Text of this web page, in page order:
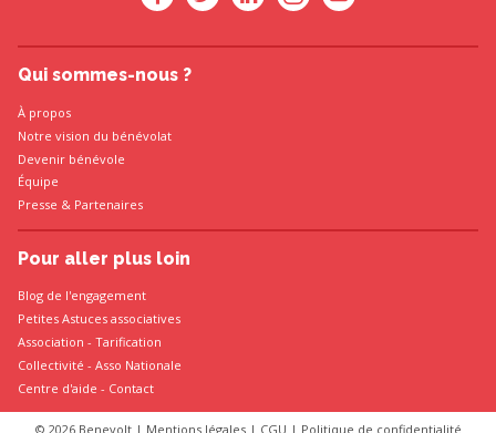
Qui sommes-nous ?
À propos
Notre vision du bénévolat
Devenir bénévole
Équipe
Presse & Partenaires
Pour aller plus loin
Blog de l'engagement
Petites Astuces associatives
Association - Tarification
Collectivité - Asso Nationale
Centre d'aide - Contact
© 2026 Benevolt | Mentions légales| CGU | Politique de confidentialité